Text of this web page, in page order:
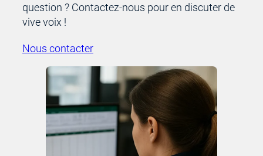
question ? Contactez-nous pour en discuter de
vive voix !
Nous contacter